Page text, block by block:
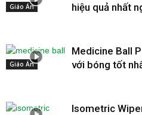
Giáo Án
hiệu quả nhất
Giáo Án
Medicine Ball
với bóng tốt
Isometric